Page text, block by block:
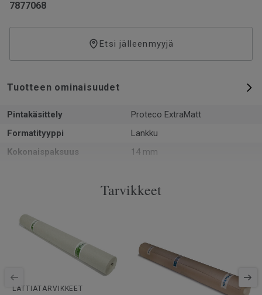
7877068
Etsi jälleenmyyjä
Tuotteen ominaisuudet
Pintakäsittely
Proteco ExtraMatt
Formatityyppi
Lankku
Kokonaispaksuus
14 mm
Kyllä
Kappaleita laatikossa
Asennusmenetelmä
Lukkopontti
SAP-tuotenumero
7877068
Viistetyt reunat
Tarvikkeet
LATTIATARVIKKEET